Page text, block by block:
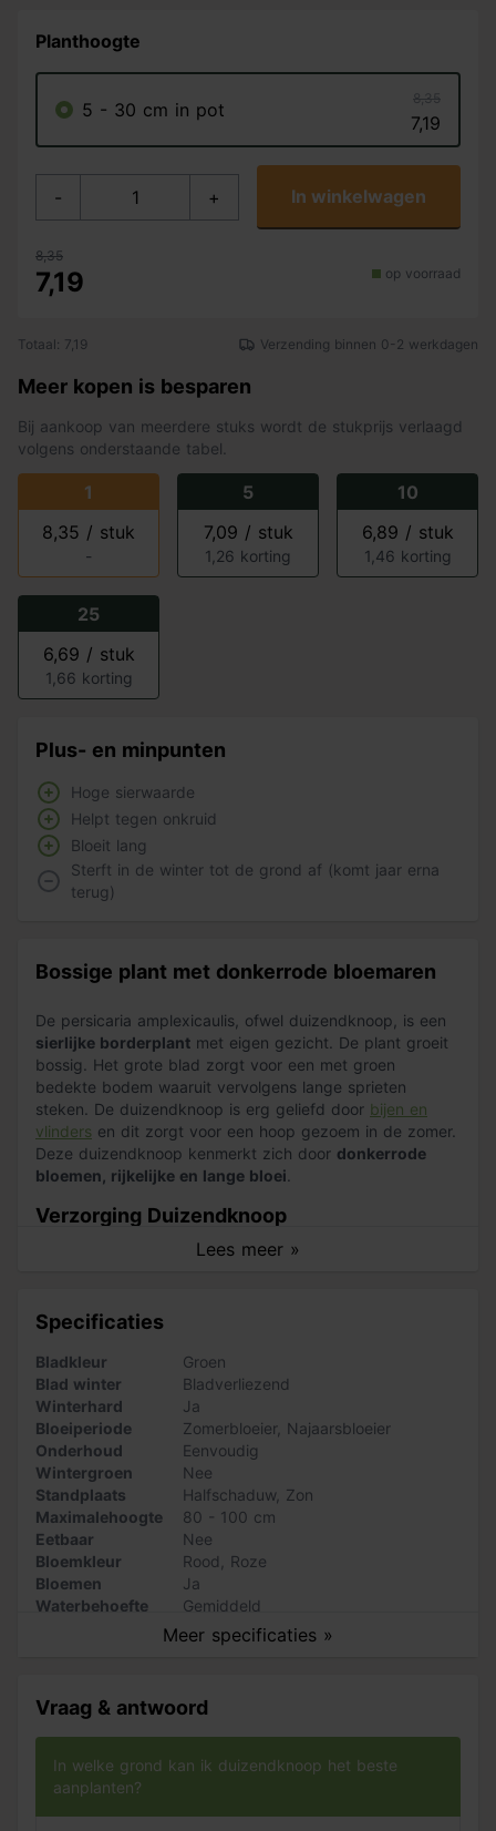
Planthoogte
5 - 30 cm in pot
8,35
7,19
- + In winkelwagen
8,35
7,19 op voorraad
Totaal: 7,19 Verzending binnen 0-2 werkdagen
Meer kopen is besparen
Bij aankoop van meerdere stuks wordt de stukprijs verlaagd
volgens onderstaande tabel.
1
8,35 / stuk
-
5
7,09 / stuk
1,26 korting
10
6,89 / stuk
1,46 korting
25
6,69 / stuk
1,66 korting
Plus- en minpunten
Hoge sierwaarde
Helpt tegen onkruid
Bloeit lang
Sterft in de winter tot de grond af (komt jaar erna
terug)
Bossige plant met donkerrode bloemaren
De persicaria amplexicaulis, ofwel duizendknoop, is een
sierlijke borderplant met eigen gezicht. De plant groeit
bossig. Het grote blad zorgt voor een met groen
bedekte bodem waaruit vervolgens lange sprieten
steken. De duizendknoop is erg geliefd door bijen en
vlinders en dit zorgt voor een hoop gezoem in de zomer.
Deze duizendknoop kenmerkt zich door donkerrode
bloemen, rijkelijke en lange bloei
Lees meer »
Verzorging Duizendknoop
plek of in de halfschaduw
een vijver of sloot. De duizendknoop is goed winterhard
maar is niet wintergroen en sterft in de winter
bovengronds af.
Plant zo'n 5 stuks per vierkante meter en gebruik
Tuinplanten Grond
om de grond te verrijken. Zo krijgt je
border direct een goede start. De persicaria wordt vaak
gecombineerd met
Vlambloem Zonnehoed
en
Purperklokje
Specificaties
Bladkleur
Groen
Blad winter
Bladverliezend
Winterhard
Ja
Bloeiperiode
Zomerbloeier, Najaarsbloeier
Onderhoud
Eenvoudig
Wintergroen
Nee
Standplaats
Halfschaduw Zon
Maximalehoogte
80 - 100 cm
Eetbaar
Nee
Bloemkleur
Rood
Roze
Bloemen
Ja
Waterbehoefte
Gemiddeld
Nee
Meer specificaties »
Vraag & antwoord
In welke grond kan ik duizendknoop het beste
aanplanten?